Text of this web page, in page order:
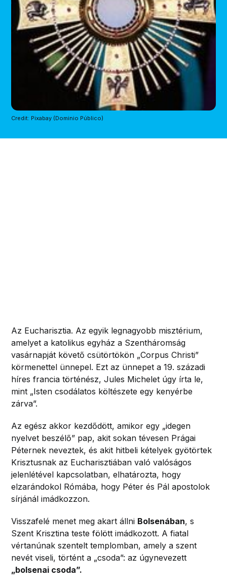
Credit: Pixabay (Dominio Público)
Az Eucharisztia. Az egyik legnagyobb misztérium,
amelyet a katolikus egyház a Szentháromság
vasárnapját követő csütörtökön „Corpus Christi”
körmenettel ünnepel. Ezt az ünnepet a 19. századi
híres francia történész, Jules Michelet úgy írta le,
mint „Isten csodálatos költészete egy kenyérbe
zárva”.
Az egész akkor kezdődött, amikor egy „idegen
nyelvet beszélő” pap, akit sokan tévesen Prágai
Péternek neveztek, és akit hitbeli kételyek gyötörtek
Krisztusnak az Eucharisztiában való valóságos
jelenlétével kapcsolatban, elhatározta, hogy
elzarándokol Rómába, hogy Péter és Pál apostolok
sírjánál imádkozzon.
Visszafelé menet meg akart állni Bolsenában, s
Szent Krisztina teste fölött imádkozott. A fiatal
vértanúnak szentelt templomban, amely a szent
nevét viseli, történt a „csoda”: az úgynevezett
„bolsenai csoda”.